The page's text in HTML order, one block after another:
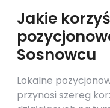
Jakie
Sosnowcu
Lokalne
przynosi szereg